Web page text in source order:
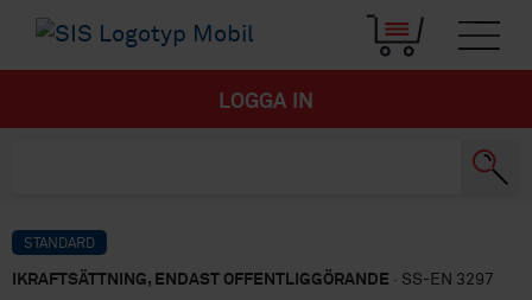
LOGGA IN
STANDARD
IKRAFTSÄTTNING, ENDAST OFFENTLIGGÖRANDE · SS-EN 3297